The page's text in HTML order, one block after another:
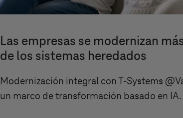
Las empresas se modernizan
de los sistemas heredados
Modernización integral conT-Systems
un marco de transformación basado en IA.